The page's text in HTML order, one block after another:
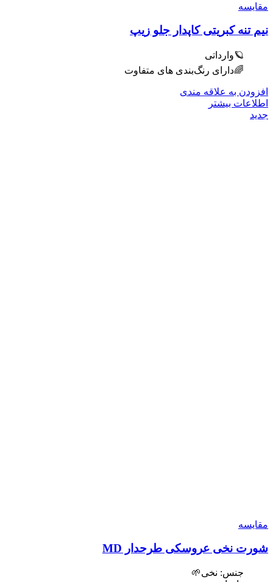
مقایسه
نیم تنه کبریتی کاپدار جلو زیپ
🪐وارداتی
🌈دارای رنگ‌بندی های متفاوت
افزودن به علاقه مندی
اطلاعات بیشتر
جدید
مقایسه
شورت نخی عروسکی طرحدار MD
جنس: نخی🌱